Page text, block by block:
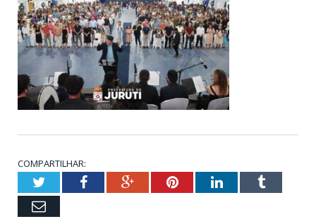
COMPARTILHAR:
TwitterFacebookGoogle+PinterestLinkedInTumblr
Email